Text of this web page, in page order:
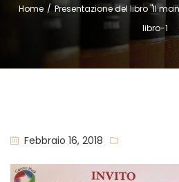
Home / Presentazione del libro "Il
libro-1
Febbraio 16, 2018